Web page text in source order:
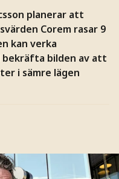
planerar att
Corem rasar 9
kan verka
bekräfta bilden av att
i sämre lägen